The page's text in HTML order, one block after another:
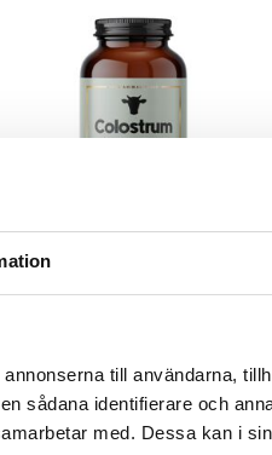
till användarna,
sådana identifierare och
med. Dessa kan i
Dense Colostrum
kr 529